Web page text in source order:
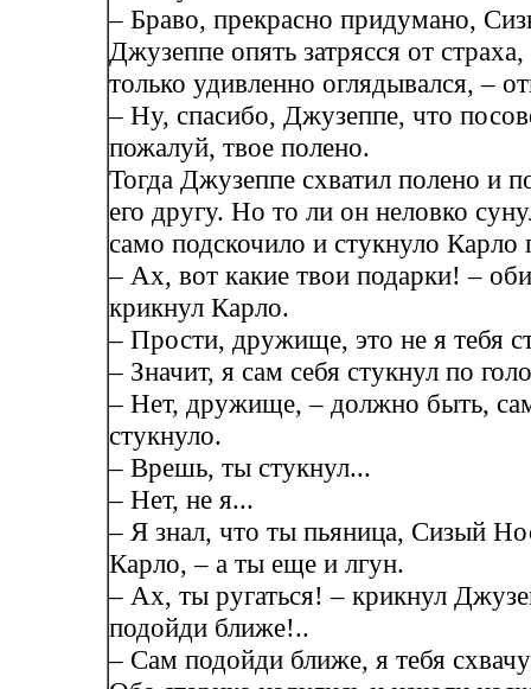
– Браво, прекрасно придумано,
Джузеппе опять затрясся от
только удивленно оглядывался, –
– Ну, спасибо, Джузеппе, что
пожалуй, твое полено.
Тогда Джузеппе схватил полено и
его другу. Но то ли он неловко
само подскочило и стукнуло Карло
– Ах, вот какие твои подарки! –
крикнул Карло.
– Прости, дружище, это не я тебя
– Значит, я сам себя стукнул по
– Нет, дружище, – должно быть,
стукнуло.
– Врешь, ты стукнул...
– Нет, не я...
– Я знал, что ты пьяница, Сизый
Карло, – а ты еще и лгун.
– Ах, ты ругаться! – крикнул
подойди ближе!..
– Сам подойди ближе, я тебя